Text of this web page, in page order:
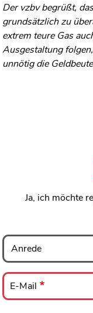
Sie direkt auf einen
Der vzbv begrüßt,
grundsätzlich zu
extrem teure Gas
Ausgestaltung
unnötig die
Ja, ich möchte
Anrede
E-
Mail
E-Mail